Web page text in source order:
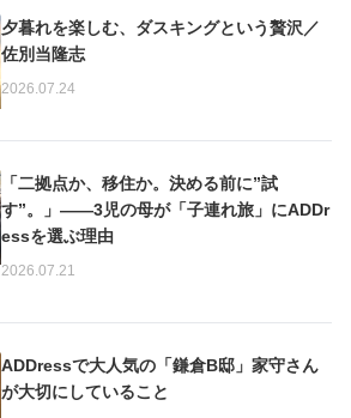
夕暮れを楽しむ、ダスキングという贅沢／
佐別当隆志
2026.07.24
「二拠点か、移住か。決める前に”試
す”。」——3児の母が「子連れ旅」にADDr
essを選ぶ理由
2026.07.21
ADDressで大人気の「鎌倉B邸」家守さん
が大切にしていること